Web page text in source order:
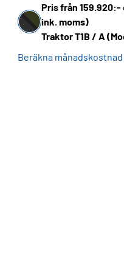
Pris från 159.920:-
ink. moms)
Traktor T1B / A
Beräkna månadskostnad